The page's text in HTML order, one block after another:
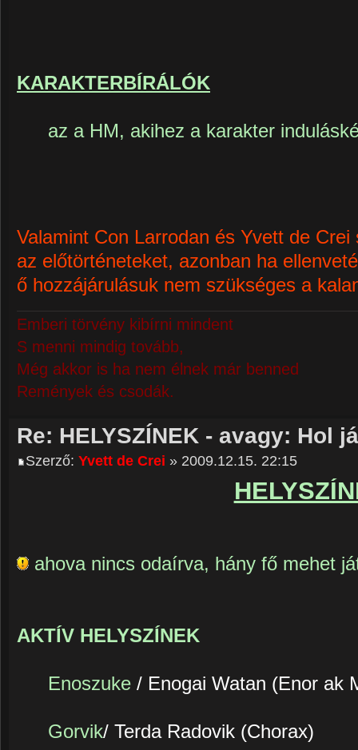
KARAKTERBÍRÁLÓK
az a HM, akihez a karakter
Valamint Con Larrodan és Yvett de
az előtörténeteket, azonban ha
ő hozzájárulásuk nem szükséges a
Emberi törvény kibírni mindent
S menni mindig tovább,
Még akkor is ha nem élnek már benned
Remények és csodák.
Re: HELYSZÍNEK - avagy: Hol
Szerző: Yvett de Crei » 2009.12.15. 22:15
ahova nincs odaírva, hány fő mehet
AKTÍV HELYSZÍNEK
Enoszuke / Enogai Watan (Enor ak
Gorvik/ Terda Radovik (Chorax)